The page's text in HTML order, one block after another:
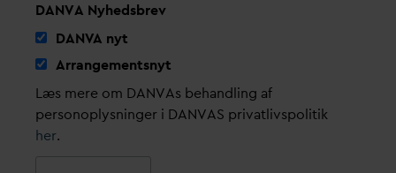
DANVA Nyhedsbrev
DANVA nyt
Arrangementsnyt
Læs mere om DANVAs behandling af
personoplysninger i DANVAS privatlivspolitik
her.